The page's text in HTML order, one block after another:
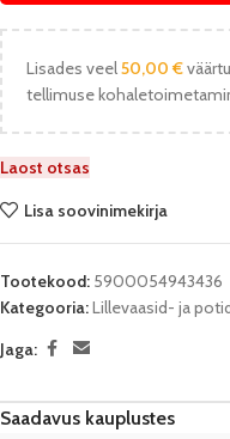
Lisades veel50,00 €
tellimuse
Laost otsas
Lisa soovinimekirja
Tootekood: 5900054943436
Kategooria:Lillevaasid- ja
Jaga:
Saadavus kauplustes